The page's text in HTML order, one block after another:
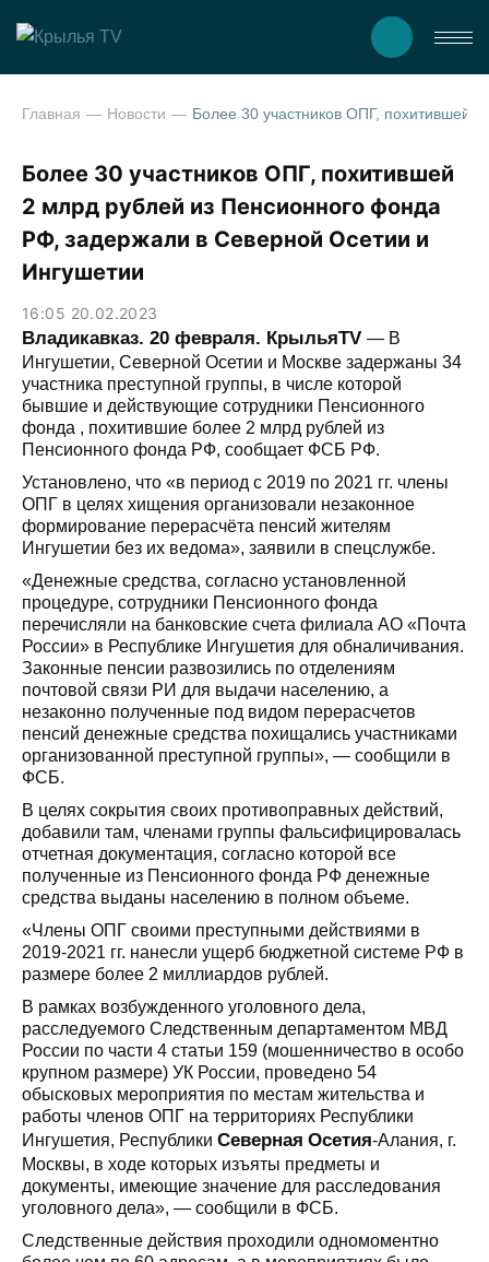
Главная Новости
Более 30 участников ОПГ, похитившей
2 млрд рублей из Пенсионного фонда
РФ, задержали в Северной Осетии и
Ингушетии
16:05 20.02.2023
Владикавказ. 20 февраля. КрыльяТV — В
Ингушетии, Северной Осетии и Москве задержаны 34
участника преступной группы, в числе которой
бывшие и действующие сотрудники Пенсионного
фонда , похитившие более 2 млрд рублей из
Пенсионного фонда РФ, сообщает ФСБ РФ.
Установлено, что «в период с 2019 по 2021 гг. члены
ОПГ в целях хищения организовали незаконное
формирование перерасчёта пенсий жителям
Ингушетии без их ведома», заявили в спецслужбе.
«Денежные средства, согласно установленной
процедуре, сотрудники Пенсионного фонда
перечисляли на банковские счета филиала АО «Почта
России» в Республике Ингушетия для обналичивания.
Законные пенсии развозились по отделениям
почтовой связи РИ для выдачи населению, а
незаконно полученные под видом перерасчетов
пенсий денежные средства похищались участниками
организованной преступной группы», — сообщили в
ФСБ.
В целях сокрытия своих противоправных действий,
добавили там, членами группы фальсифицировалась
отчетная документация, согласно которой все
полученные из Пенсионного фонда РФ денежные
средства выданы населению в полном объеме.
«Члены ОПГ своими преступными действиями в
2019-2021 гг. нанесли ущерб бюджетной системе РФ в
размере более 2 миллиардов рублей.
В рамках возбужденного уголовного дела,
расследуемого Следственным департаментом МВД
России по части 4 статьи 159 (мошенничество в особо
крупном размере) УК России, проведено 54
обысковых мероприятия по местам жительства и
работы членов ОПГ на территориях Республики
Ингушетия, Республики Северная Осетия-Алания, г.
Москвы, в ходе которых изъяты предметы и
документы, имеющие значение для расследования
уголовного дела», — сообщили в ФСБ.
Следственные действия проходили одномоментно